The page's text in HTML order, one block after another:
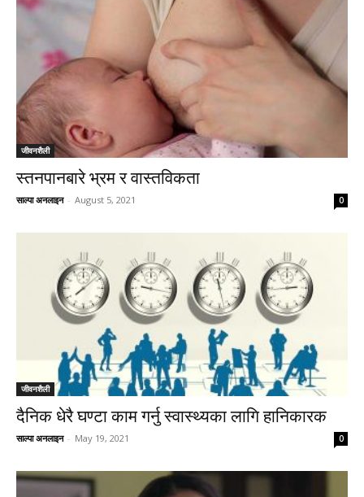
जीवनशैली
स्तनपानबारे भ्रम र वास्तविकता
साल्पा अनलाइन - August 5, 2021 0
जीवनशैली
दैनिक धेरै घण्टा काम गर्नु स्वास्थ्यका लागि हानिकारक
साल्पा अनलाइन - May 19, 2021 0